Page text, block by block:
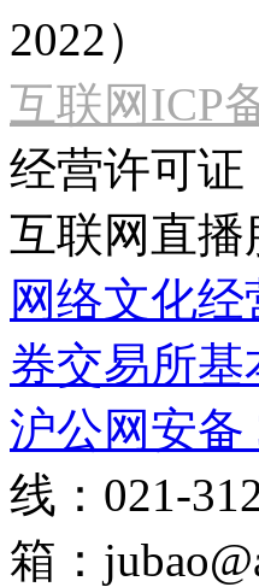
2022）
互联网ICP
经营许可证
互联网直播
网络文化
券交易所
沪公网安备
线：021-
箱：